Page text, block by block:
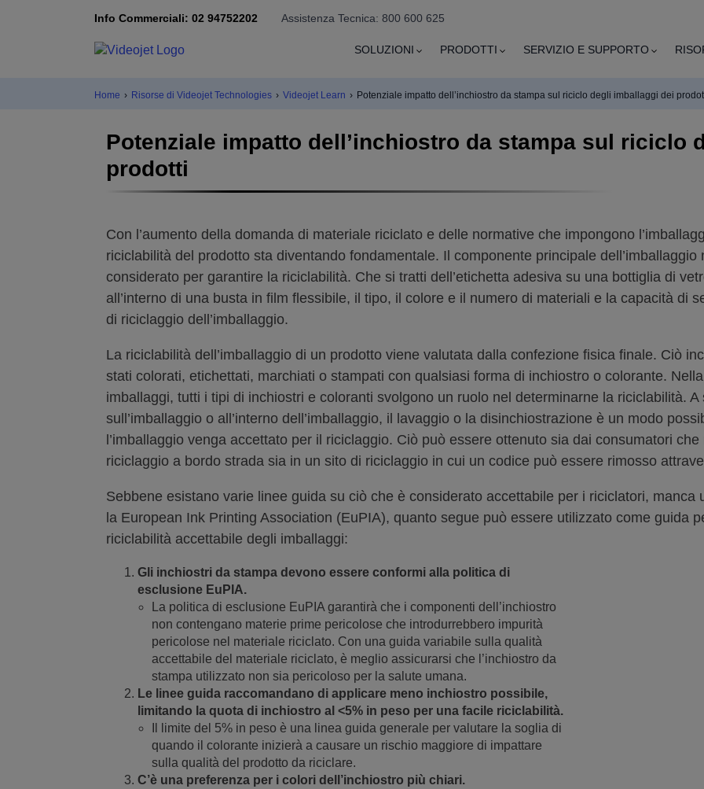
Info Commerciali: 02 94752202 Assistenza Tecnica: 800 600 625
SOLUZIONI PRODOTTI SERVIZIO E SUPPORTO
Home › Risorse di Videojet Technologies › Videojet Learn › Potenziale impatto dell’inchiostro da stampa sul riciclo degli imballaggi dei
Potenziale impatto dell’inchiostro da stampa sul riciclo
prodotti
Con l’aumento della domanda di materiale riciclato e delle normative che impongono
riciclabilità del prodotto sta diventando fondamentale. Il componente principale
considerato per garantire la riciclabilità. Che si tratti dell’etichetta adesiva su una bottiglia di
all’interno di una busta in film flessibile, il tipo, il colore e il numero di materiali e la capacità di
di riciclaggio dell’imballaggio.
La riciclabilità dell’imballaggio di un prodotto viene valutata dalla confezione fisica finale. Ciò
stati colorati, etichettati, marchiati o stampati con qualsiasi forma di inchiostro o colorante.
imballaggi, tutti i tipi di inchiostri e coloranti svolgono un ruolo nel determinarne la riciclabilità. A
sull’imballaggio o all’interno dell’imballaggio, il lavaggio o la disinchiostrazione è un modo
l’imballaggio venga accettato per il riciclaggio. Ciò può essere ottenuto sia dai consumatori
riciclaggio a bordo strada sia in un sito di riciclaggio in cui un codice può essere rimosso
Sebbene esistano varie linee guida su ciò che è considerato accettabile per i riciclatori, manca
la European Ink Printing Association (EuPIA), quanto segue può essere utilizzato come guida
riciclabilità accettabile degli imballaggi:
Gli inchiostri da stampa devono essere conformi alla politica di
esclusione EuPIA.
La politica di esclusione EuPIA garantirà che i componenti dell’inchiostro
non contengano materie prime pericolose che introdurrebbero impurità
pericolose nel materiale riciclato. Con una guida variabile sulla qualità
accettabile del materiale riciclato, è meglio assicurarsi che l’inchiostro da
stampa utilizzato non sia pericoloso per la salute umana.
Le linee guida raccomandano di applicare meno inchiostro possibile,
limitando la quota di inchiostro al <5% in peso per una facile riciclabilità.
Il limite del 5% in peso è una linea guida generale per valutare la soglia di
quando il colorante inizierà a causare un rischio maggiore di impattare
sulla qualità del prodotto da riciclare.
C’è una preferenza per i colori dell’inchiostro più chiari.